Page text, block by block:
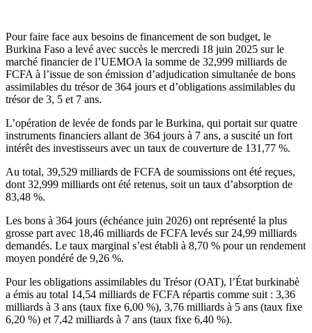
Pour faire face aux besoins de financement de son budget, le
Burkina Faso a levé avec succès le mercredi 18 juin 2025 sur le
marché financier de l’UEMOA la somme de 32,999 milliards de
FCFA à l’issue de son émission d’adjudication simultanée de bons
assimilables du trésor de 364 jours et d’obligations assimilables du
trésor de 3, 5 et 7 ans.
L’opération de levée de fonds par le Burkina, qui portait sur quatre
instruments financiers allant de 364 jours à 7 ans, a suscité un fort
intérêt des investisseurs avec un taux de couverture de 131,77 %.
Au total, 39,529 milliards de FCFA de soumissions ont été reçues,
dont 32,999 milliards ont été retenus, soit un taux d’absorption de
83,48 %.
Les bons à 364 jours (échéance juin 2026) ont représenté la plus
grosse part avec 18,46 milliards de FCFA levés sur 24,99 milliards
demandés. Le taux marginal s’est établi à 8,70 % pour un rendement
moyen pondéré de 9,26 %.
Pour les obligations assimilables du Trésor (OAT), l’État burkinabè
a émis au total 14,54 milliards de FCFA répartis comme suit : 3,36
milliards à 3 ans (taux fixe 6,00 %), 3,76 milliards à 5 ans (taux fixe
6,20 %) et 7,42 milliards à 7 ans (taux fixe 6,40 %).